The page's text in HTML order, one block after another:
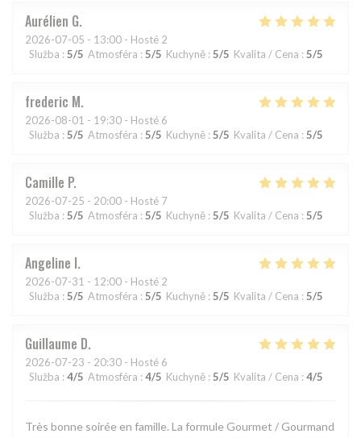
Aurélien G
2026-07-05 - 13:00 - Hosté 2
Služba : 5/5 Atmosféra : 5/5 Kuchyně : 5/5 Kvalita / Cena : 5/5
frederic M
2026-08-01 - 19:30 - Hosté 6
Služba : 5/5 Atmosféra : 5/5 Kuchyně : 5/5 Kvalita / Cena : 5/5
Camille P
2026-07-25 - 20:00 - Hosté 7
Služba : 5/5 Atmosféra : 5/5 Kuchyně : 5/5 Kvalita / Cena : 5/5
Angeline I
2026-07-31 - 12:00 - Hosté 2
Služba : 5/5 Atmosféra : 5/5 Kuchyně : 5/5 Kvalita / Cena : 5/5
Guillaume D
2026-07-23 - 20:30 - Hosté 6
Služba : 4/5 Atmosféra : 4/5 Kuchyně : 5/5 Kvalita / Cena : 4/5
Très bonne soirée en famille. La formule Gourmet / Gourmand